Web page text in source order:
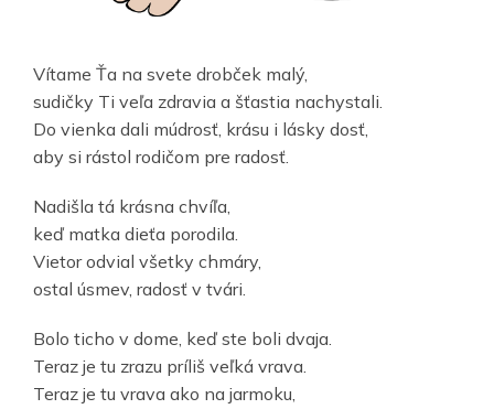
Vítame Ťa na svete drobček malý,
sudičky Ti veľa zdravia a šťastia nachystali.
Do vienka dali múdrosť, krásu i lásky dosť,
aby si rástol rodičom pre radosť.
Nadišla tá krásna chvíľa,
keď matka dieťa porodila.
Vietor odvial všetky chmáry,
ostal úsmev, radosť v tvári.
Bolo ticho v dome, keď ste boli dvaja.
Teraz je tu zrazu príliš veľká vrava.
Teraz je tu vrava ako na jarmoku,